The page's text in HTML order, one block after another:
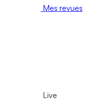
Mes revues
Live